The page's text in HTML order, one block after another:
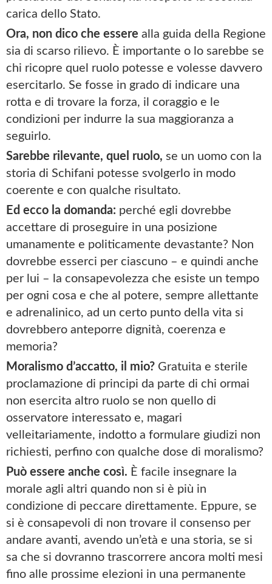
carica dello Stato.
Ora, non dico che essere alla guida della Regione
sia di scarso rilievo. È importante o lo sarebbe se
chi ricopre quel ruolo potesse e volesse davvero
esercitarlo. Se fosse in grado di indicare una
rotta e di trovare la forza, il coraggio e le
condizioni per indurre la sua maggioranza a
seguirlo.
Sarebbe rilevante, quel ruolo, se un uomo con la
storia di Schifani potesse svolgerlo in modo
coerente e con qualche risultato.
Ed ecco la domanda: perché egli dovrebbe
accettare di proseguire in una posizione
umanamente e politicamente devastante? Non
dovrebbe esserci per ciascuno – e quindi anche
per lui – la consapevolezza che esiste un tempo
per ogni cosa e che al potere, sempre allettante
e adrenalinico, ad un certo punto della vita si
dovrebbero anteporre dignità, coerenza e
memoria?
Moralismo d’accatto, il mio? Gratuita e sterile
proclamazione di principi da parte di chi ormai
non esercita altro ruolo se non quello di
osservatore interessato e, magari
velleitariamente, indotto a formulare giudizi non
richiesti, perfino con qualche dose di moralismo?
Può essere anche così. È facile insegnare la
morale agli altri quando non si è più in
condizione di peccare direttamente. Eppure, se
si è consapevoli di non trovare il consenso per
andare avanti, avendo un’età e una storia, se si
sa che si dovranno trascorrere ancora molti mesi
fino alle prossime elezioni in una permanente